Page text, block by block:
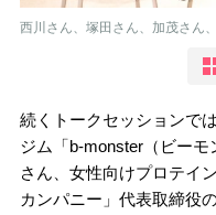
西川さん、塚田さん、加茂さん
続くトークセッションで
ジム「b-monster（ビー
さん、女性向けプロテイ
カンパニー」代表取締役